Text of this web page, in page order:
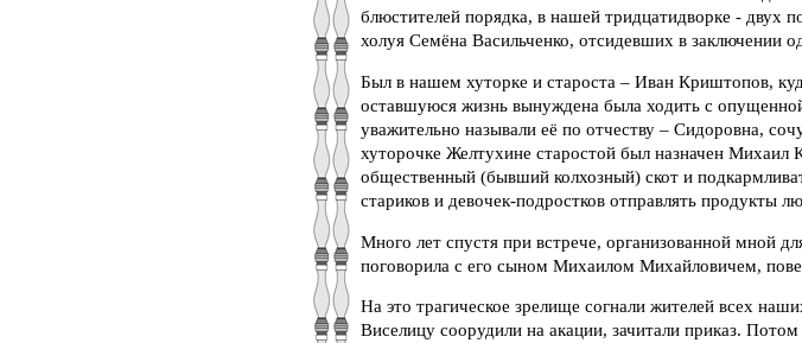
блюстителей порядка, в нашей тридцатидворке - двух
холуя Семёна Васильченко, отсидевших в заключении
Был в нашем хуторке и староста – Иван Криштопов,
оставшуюся жизнь вынуждена была ходить с
уважительно называли её по отчеству – Сидоровна,
хуторочке Желтухине старостой был назначен Михаил
общественный (бывший колхозный) скот и
стариков и девочек-подростков отправлять продукты
Много лет спустя при встрече, организованной мной
поговорила с его сыном Михаилом Михайловичем,
На это трагическое зрелище согнали жителей всех
Виселицу соорудили на акации, зачитали приказ.